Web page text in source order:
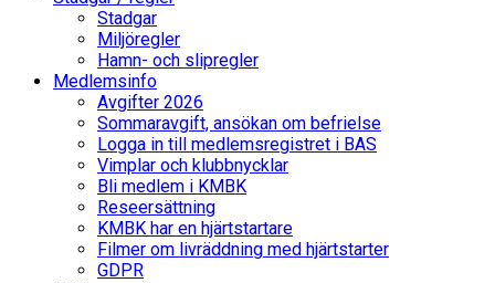
Stadgar
Miljöregler
Hamn- och slipregler
Medlemsinfo
Avgifter 2026
Sommaravgift, ansökan om befrielse
Logga in till medlemsregistret i BAS
Vimplar och klubbnycklar
Bli medlem i KMBK
Reseersättning
KMBK har en hjärtstartare
Filmer om livräddning med hjärtstarter
GDPR